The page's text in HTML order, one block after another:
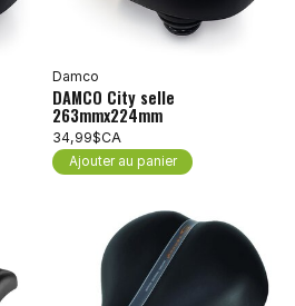
Damco
DAMCO City selle
263mmx224mm
34,99$CA
Ajouter au panier